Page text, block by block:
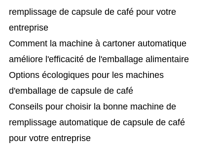
remplissage de capsule de café pour votre
entreprise
Comment la machine à cartoner automatique
améliore l'efficacité de l'emballage alimentaire
Options écologiques pour les machines
d'emballage de capsule de café
Conseils pour choisir la bonne machine de
remplissage automatique de capsule de café
pour votre entreprise